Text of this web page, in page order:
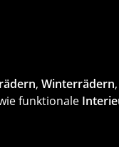
, Winterrädern,
funktionale